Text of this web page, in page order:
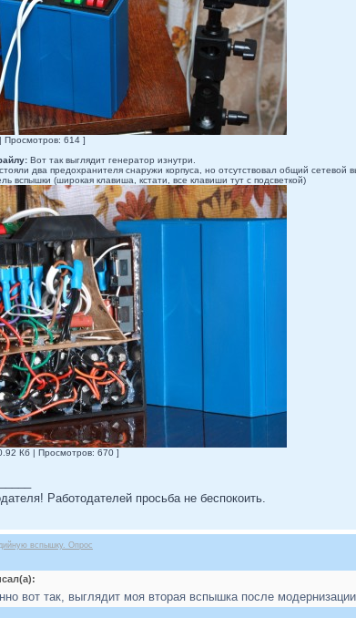
Просмотров: 614 ]
Вот так выглядит генератор изнутри.
два предохранителя снаружи корпуса, но отсутствовал общий
вспышки (широкая клавиша, кстати, все клавиши тут с подсветкой)
Кб | Просмотров: 670 ]
Работодателей просьба не беспокоить.
вспышку. Опрос
вот так, выглядит моя вторая вспышка после